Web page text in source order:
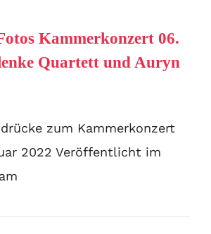
Kammerkonzert 06.
Quartett und Auryn
zum Kammerkonzert
2022 Veröffentlicht im